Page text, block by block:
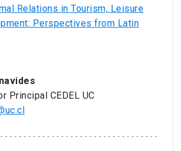
Relations in Tourism, Leisure
Perspectives from Latin
Principal CEDEL UC